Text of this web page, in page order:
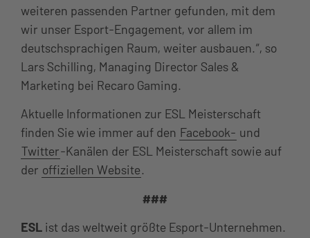
weiteren passenden Partner gefunden, mit dem
wir unser Esport-Engagement, vor allem im
deutschsprachigen Raum, weiter ausbauen.“, so
Lars Schilling, Managing Director Sales &
Marketing bei Recaro Gaming.
Aktuelle Informationen zur ESL Meisterschaft
finden Sie wie immer auf den Facebook- und
Twitter-Kanälen der ESL Meisterschaft sowie auf
der offiziellen Website.
###
ESL ist das weltweit größte Esport-Unternehmen.